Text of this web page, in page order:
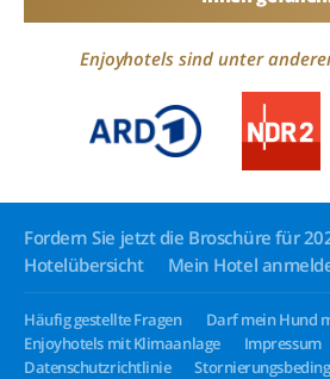
Enjoyhotels sind unter
Fordern Sie jetzt die Broschüre für
Hotelübersicht
Mein Hotel
Häufig gestellte Fragen
Darf mein Hund
Enjoyhotels mit Klimaanlage
Impressum
Datenschutzrichtlinie